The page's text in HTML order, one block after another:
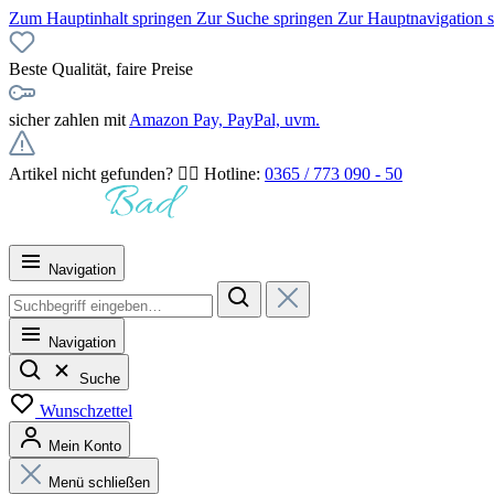
Zum Hauptinhalt springen Zur Suche springen Zur Hauptnavigation
Beste Qualität, faire Preise
sicher zahlen mit Amazon Pay, PayPal, uvm.
Artikel nicht gefunden? 👉🏻 Hotline: 0365 / 773 090 - 50
Navigation
Navigation
Suche
Wunschzettel
Mein Konto
Menü schließen